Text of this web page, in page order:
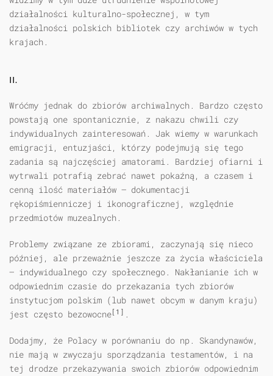
działalności kulturalno-społecznej, w tym
działalności polskich bibliotek czy archiwów w tych
krajach.
II.
Wróćmy jednak do zbiorów archiwalnych. Bardzo często
powstają one spontanicznie, z nakazu chwili czy
indywidualnych zainteresowań. Jak wiemy w warunkach
emigracji, entuzjaści, którzy podejmują się tego
zadania są najczęściej amatorami. Bardziej ofiarni i
wytrwali potrafią zebrać nawet pokaźną, a czasem i
cenną ilość materiałów — dokumentacji
rękopiśmienniczej i ikonograficznej, względnie
przedmiotów muzealnych.
Problemy związane ze zbiorami, zaczynają się nieco
później, ale przeważnie jeszcze za życia właściciela
— indywidualnego czy społecznego. Nakłanianie ich w
odpowiednim czasie do przekazania tych zbiorów
instytucjom polskim (lub nawet obcym w danym kraju)
jest często bezowocne[1] .
Dodajmy, że Polacy w porównaniu do np. Skandynawów,
nie mają w zwyczaju sporządzania testamentów, i na
tej drodze przekazywania swoich zbiorów odpowiednim